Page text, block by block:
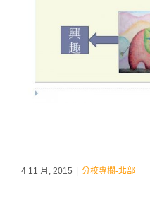
4 11 月, 2015 分校專欄-北部